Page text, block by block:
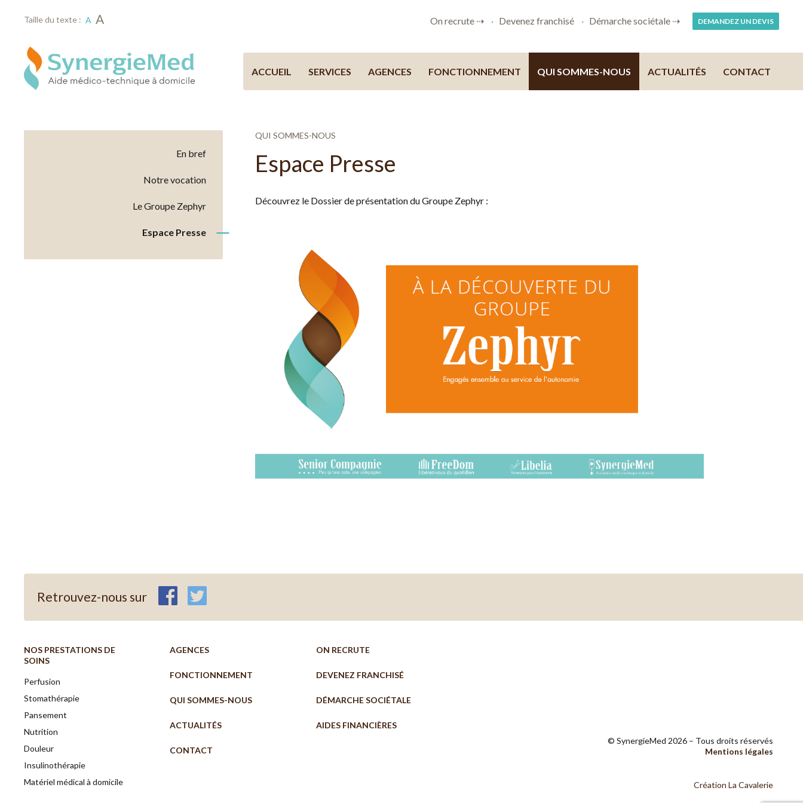
DEMANDEZ UN DEVIS
On recrute ⇢ Devenez franchisé Démarche sociétale ⇢
ACCUEIL SERVICES AGENCES FONCTIONNEMENT QUI SOMMES-NOUS ACTUALITÉS CONTACT
Taille du texte : A A
QUI SOMMES-NOUS
En bref
Notre vocation
Le Groupe Zephyr
Espace Presse
Espace Presse
Découvrez le Dossier de présentation du Groupe Zephyr :
Retrouvez-nous sur
NOS PRESTATIONS DE
SOINS
Perfusion
Stomathérapie
Pansement
Nutrition
Douleur
Insulinothérapie
Matériel médical à domicile
AGENCES
FONCTIONNEMENT
QUI SOMMES-NOUS
ACTUALITÉS
CONTACT
ON RECRUTE
DEVENEZ FRANCHISÉ
DÉMARCHE SOCIÉTALE
AIDES FINANCIÈRES
© SynergieMed 2026
Tous droits réservés
Mentions légales
Création La Cavalerie